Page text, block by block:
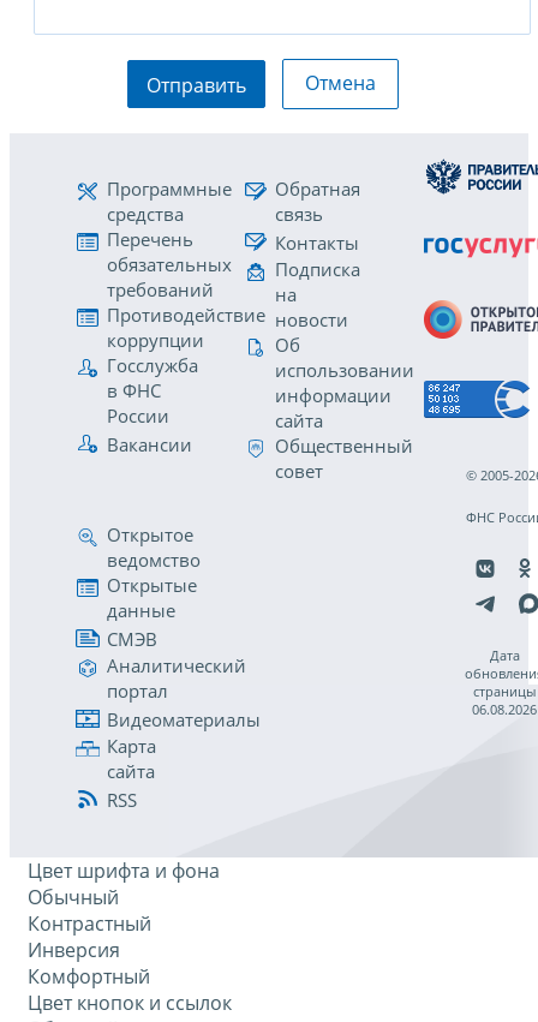
Отправить Отмена
Программные
средства
Перечень
обязательных
требований
Противодействие
коррупции
Госслужба
в ФНС
России
Вакансии
Обратная
связь
Контакты
Подписка
на
новости
Об
использовании
информации
сайта
Общественный
совет
Открытое
ведомство
Открытые
данные
СМЭВ
Аналитический
портал
Видеоматериалы
Карта
сайта
RSS
© 2005-
ФНС
Дата
страницы
06.08.2026
Цвет шрифта и фона
Обычный
Контрастный
Инверсия
Комфортный
Цвет кнопок и ссылок